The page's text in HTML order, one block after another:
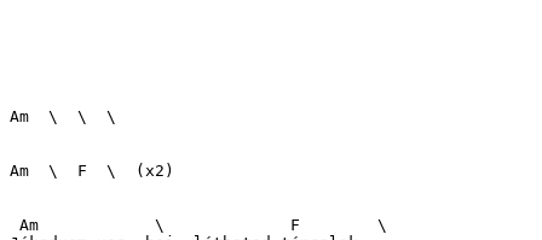
Am  \  \  \
Am  \  F  \  (x2)
Am            \             F        \